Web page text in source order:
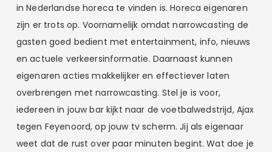
in Nederlandse horeca te vinden is. Horeca eigenaren
zijn er trots op. Voornamelijk omdat narrowcasting de
gasten goed bedient met entertainment, info, nieuws
en actuele verkeersinformatie. Daarnaast kunnen
eigenaren acties makkelijker en effectiever laten
overbrengen met narrowcasting. Stel je is voor,
iedereen in jouw bar kijkt naar de voetbalwedstrijd, Ajax
tegen Feyenoord, op jouw tv scherm. Jij als eigenaar
weet dat de rust over paar minuten begint. Wat doe je